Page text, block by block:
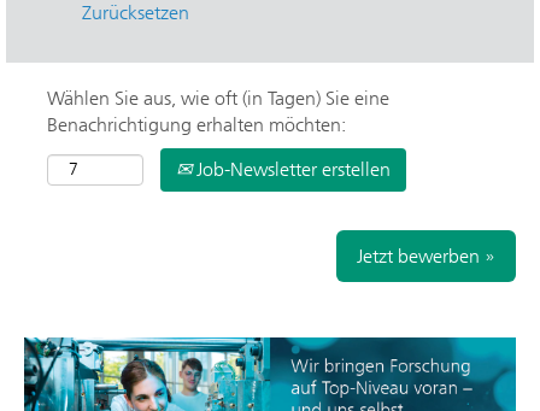
Zurücksetzen
Wählen Sie aus, wie oft (in Tagen) Sie eine
Benachrichtigung erhalten möchten:
Job-Newsletter erstellen
Jetzt bewerben »